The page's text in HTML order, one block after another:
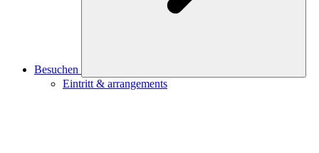
Besuchen
Eintritt & arrangements